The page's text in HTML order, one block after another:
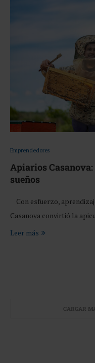
Emprendedores
Apiarios
sueños
Con esfuerzo,
Casanova convirtió la
Leer más
CARGAR